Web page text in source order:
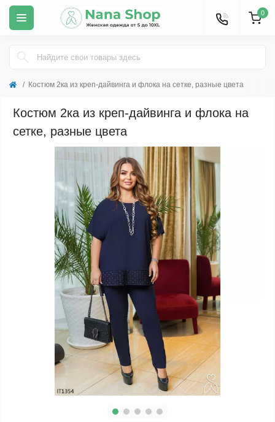
0
Костюм 2ка из креп-дайвинга и флока на сетке, разные цвета
Костюм 2ка из креп-дайвинга и флока на
сетке, разные цвета